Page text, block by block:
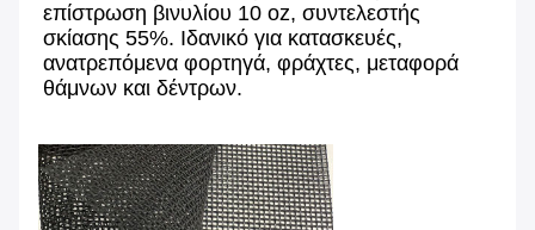
επίστρωση βινυλίου 10 oz, συντελεστής
σκίασης 55%. Ιδανικό για κατασκευές,
ανατρεπόμενα φορτηγά, φράχτες, μεταφορά
θάμνων και δέντρων.